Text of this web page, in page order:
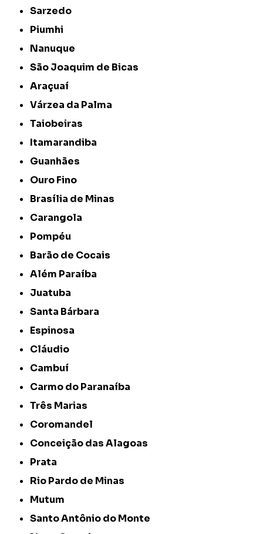
Sarzedo
Piumhi
Nanuque
São Joaquim de Bicas
Araçuaí
Várzea da Palma
Taiobeiras
Itamarandiba
Guanhães
Ouro Fino
Brasília de Minas
Carangola
Pompéu
Barão de Cocais
Além Paraíba
Juatuba
Santa Bárbara
Espinosa
Cláudio
Cambuí
Carmo do Paranaíba
Três Marias
Coromandel
Conceição das Alagoas
Prata
Rio Pardo de Minas
Mutum
Santo Antônio do Monte